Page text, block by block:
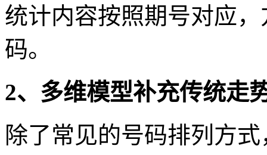
统计内容按照期号对应
码。
2、多维模型补充传统走
除了常见的号码排列方